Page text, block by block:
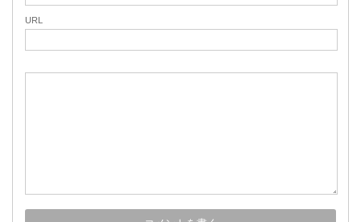
URL